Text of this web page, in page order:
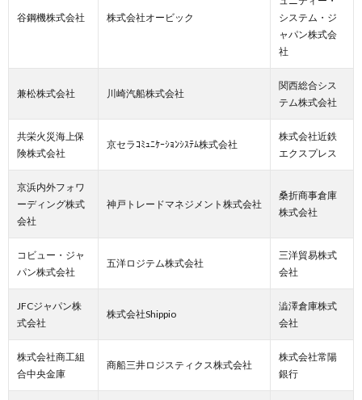
谷鋼機株式会社 株式会社オービック
システム・ジ
ャパン株式会
社
兼松株式会社 川崎汽船株式会社
関西総合シス
テム株式会社
共栄火災海上保
険株式会社
京セラｺﾐｭﾆｹｰｼｮﾝｼｽﾃﾑ株式会社
株式会社近鉄
エクスプレス
京浜内外フォワ
ーディング株式
会社
神戸トレードマネジメント株式会社
桑折商事倉庫
株式会社
コビュー・ジャ
パン株式会社
五洋ロジテム株式会社
三洋貿易株式
会社
JFCジャパン株
式会社
株式会社Shippio
澁澤倉庫株式
会社
株式会社商工組
合中央金庫
商船三井ロジスティクス株式会社
株式会社常陽
銀行